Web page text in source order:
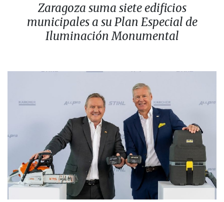
Zaragoza suma siete edificios
municipales a su Plan Especial de
Iluminación Monumental